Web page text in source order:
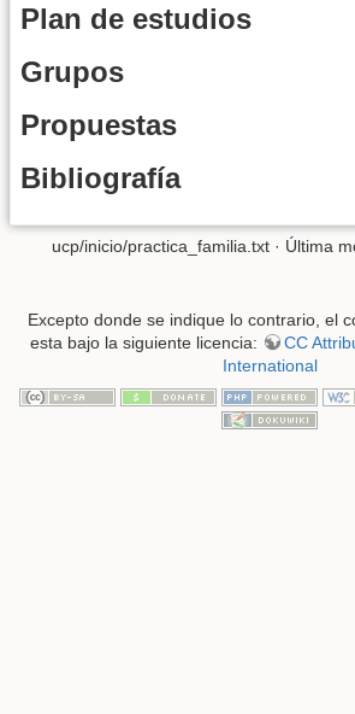
Plan de estudios
Grupos
Propuestas
Bibliografía
ucp/inicio/practica_familia.txt · Última
Excepto donde se indique lo contrario, el
esta bajo la siguiente licencia:
CC
International